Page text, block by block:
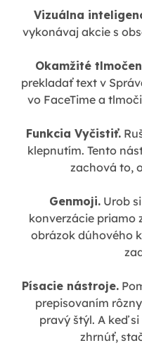
Vizuálna
vykonávaj akcie s
Okamžité
prekladať text v
vo FaceTime a
Funkcia Vyčistiť.
klepnutím. Tento
zachová to,
Genmoji.Urob
konverzácie priamo
obrázok dúhového
Písacie nástroje.
prepisovaním
pravý štýl. A keď
zhrnúť,